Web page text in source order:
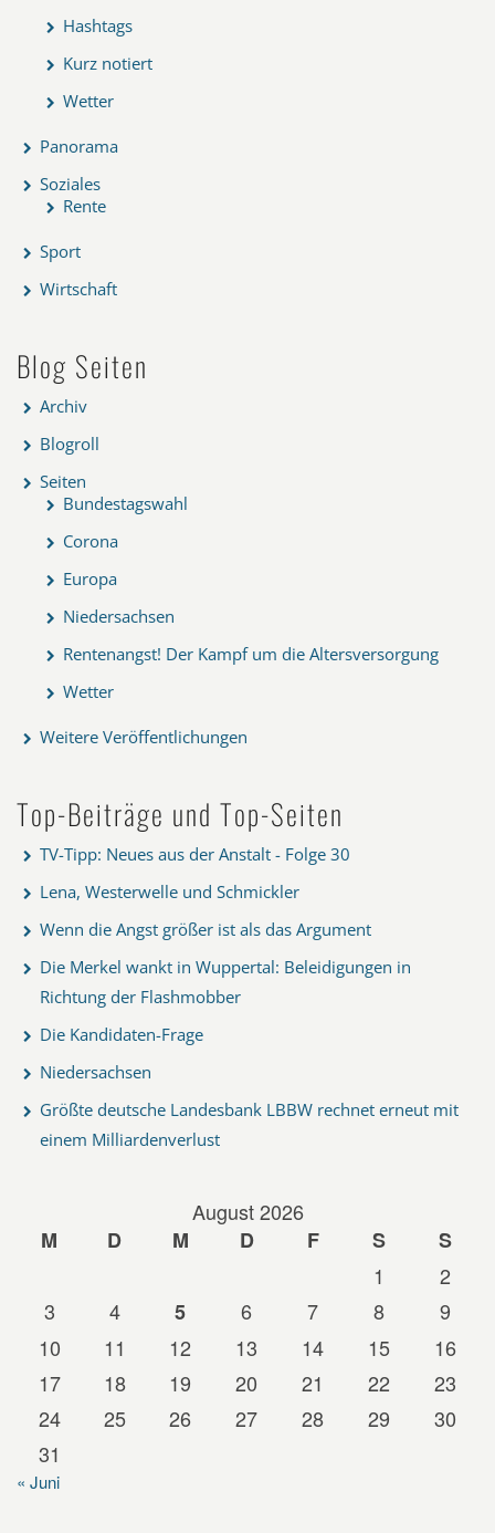
Hashtags
Kurz notiert
Wetter
Panorama
Soziales
Rente
Sport
Wirtschaft
Blog Seiten
Archiv
Blogroll
Seiten
Bundestagswahl
Corona
Europa
Niedersachsen
Rentenangst! Der Kampf um die Altersversorgung
Wetter
Weitere Veröffentlichungen
Top-Beiträge und Top-Seiten
TV-Tipp: Neues aus der Anstalt - Folge 30
Lena, Westerwelle und Schmickler
Wenn die Angst größer ist als das Argument
Die Merkel wankt in Wuppertal: Beleidigungen in
Richtung der Flashmobber
Die Kandidaten-Frage
Niedersachsen
Größte deutsche Landesbank LBBW rechnet erneut mit
einem Milliardenverlust
August 2026
M
D M D F S
S
1
2
3
4 5 6 7 8
9
10
11 12 13 14 15
16
17
18 19 20 21 22
23
24
25 26 27 28 29
30
31
« Juni